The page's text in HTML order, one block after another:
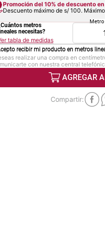
Promoción del 10% de descuento
Descuento máximo de s/ 100.
metros
necesitas?
tabla de medidas
Metro
recibir mi producto en metros
realizar una compra en
con nuestra central
AGREGAR